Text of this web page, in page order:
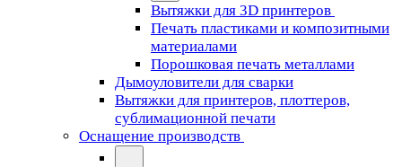
Вытяжки для 3D принтеров
Печать пластиками и композитными
материалами
Порошковая печать металлами
Дымоуловители для сварки
Вытяжки для принтеров, плоттеров,
сублимационной печати
Оснащение производств